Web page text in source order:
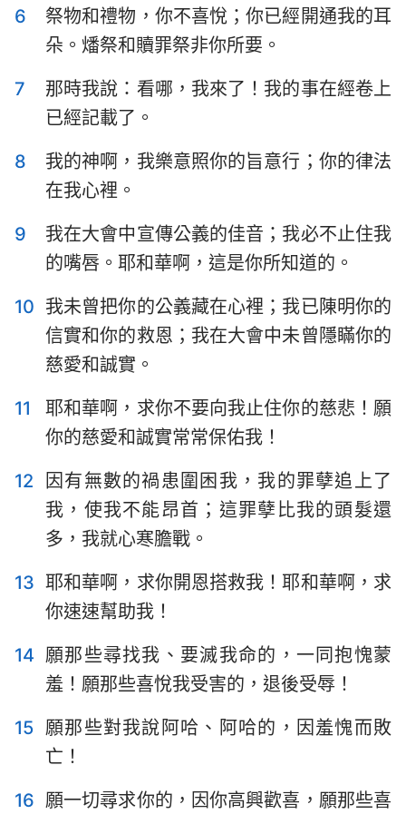
彌迦書 那鴻書
哈該書 撒迦利亞書
1 2
8
9 10 11 12 13
14
15
16 17 18 19 20
21
22
23 24 25 26 27
28
29
30 31 32 33 34
35
36
37 38
43
44 45 46 47 48
49
50
51 52 53 54
57
58 59 60 61 62
63
64
65 66 67 68 69
70
71
72 73 74
78
79 80 81 82 83
84
85
86 87
92
93 94 95 96
98
99
100 101 102 103 104
105
106
107 108 109 110 111
112
113
120
121 122 123 124 125
126
6
祭物和禮物，你不喜悅；你已經開通我的耳
朵。燔祭和贖罪祭非你所要。
7
那時我說：看哪，我來了！我的事在經卷上
已經記載了。
8
我的神啊，我樂意照你的旨意行；你的律法
在我心裡。
9
我在大會中宣傳公義的佳音；我必不止住我
的嘴唇。耶和華啊，這是你所知道的。
10 我未曾把你的公義藏在心裡；我已陳明你的
信實和你的救恩；我在大會中未曾隱瞞你的
慈愛和誠實。
11
耶和華啊，求你不要向我止住你的慈悲！願
你的慈愛和誠實常常保佑我！
12
因有無數的禍患圍困我，我的罪孽追上了
我，使我不能昂首；這罪孽比我的頭髮還
多，我就心寒膽戰。
13 耶和華啊，求你開恩搭救我！耶和華啊，求
你速速幫助我！
14 願那些尋找我、要滅我命的，一同抱愧蒙
羞！願那些喜悅我受害的，退後受辱！
15 願那些對我說阿哈、阿哈的，因羞愧而敗
亡！
16 願一切尋求你的，因你高興歡喜，願那些喜